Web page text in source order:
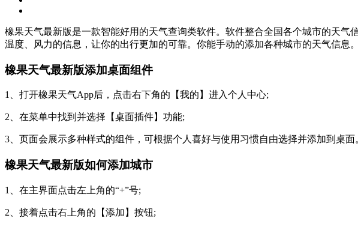
橡果天气最新版是一款智能好用的天气查询类软件。软件整合全国各个城市的天
温度、风力的信息，让你的出行更加的可靠。你能手动的添加各种城市的天气信息
橡果天气最新版添加桌面组件
1、打开橡果天气App后，点击右下角的【我的】进入个人中心;
2、在菜单中找到并选择【桌面插件】功能;
3、页面会展示多种样式的组件，可根据个人喜好与使用习惯自由选择并添加到桌面
橡果天气最新版如何添加城市
1、在主界面点击左上角的“+”号;
2、接着点击右上角的【添加】按钮;